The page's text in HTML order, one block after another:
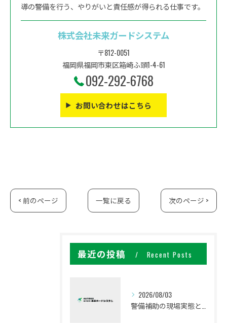
導の警備を行う、やりがいと責任感が得られる仕事です。
株式会社未来ガードシステム
〒812-0051
福岡県福岡市東区箱崎ふ頭1-4-61
092-292-6768
お問い合わせはこちら
< 前のページ 一覧に戻る 次のページ >
最近の投稿 Recent Posts
2026/08/03